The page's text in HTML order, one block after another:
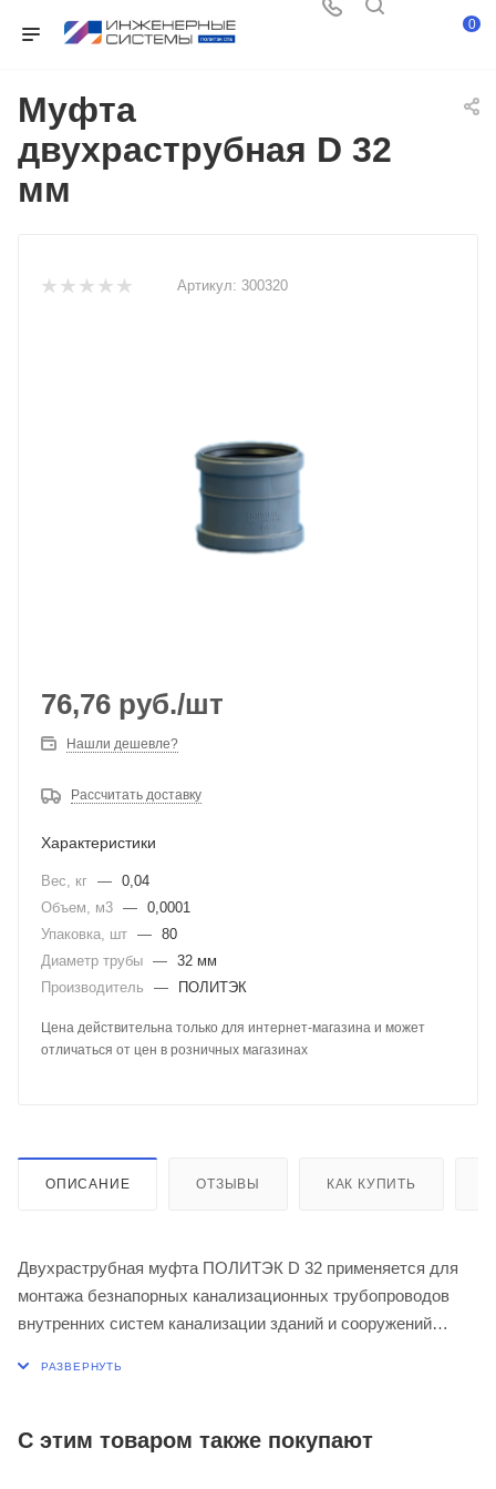
0
Муфта
двухраструбная D 32
мм
Артикул: 300320
76,76 руб./шт
Нашли дешевле?
Рассчитать доставку
Характеристики
Вес, кг — 0,04
Объем, м3 — 0,0001
Упаковка, шт — 80
Диаметр трубы — 32 мм
Производитель
— ПОЛИТЭК
Цена действительна только для интернет-магазина и может
отличаться от цен в розничных магазинах
ОПИСАНИЕ ОТЗЫВЫ КАК КУПИТЬ
Двухраструбная муфта ПОЛИТЭК D 32 применяется для
монтажа безнапорных канализационных трубопроводов
внутренних систем канализации зданий и сооружений
предназначена для выполнения соединений трубы с двух
С этим товаром также покупают